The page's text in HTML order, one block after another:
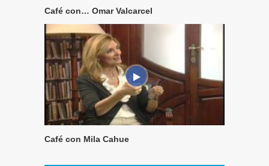
Café con… Omar Valcarcel
Café con Mila Cahue